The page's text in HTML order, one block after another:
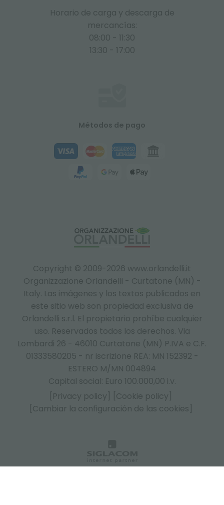
Copyright © 2009-2026 www.orlandelli.it
Organizzazione Orlandelli - Curtatone (MN) -
Italy. Las imágenes y los textos publicados en
este sitio web son propiedad exclusiva de
Orlandelli s.r.l. El propietario prohíbe cualquier
uso. Reservados todos los derechos. Via
Lombardi 26 - 46010 Curtatone (MN) P.IVA e C.F.
01333580205 - nr iscrizione REA: MN 152392 -
ESTERO M/MN 004894
Capital social: Euro 100.000,00 i.v.
[Privacy policy]
[Cookie policy]
[Cambiar la configuración de las cookies]
Horario de carga y descarga de
mercancías:
08:00 - 11:30
13:30 - 17:00
Métodos de pago